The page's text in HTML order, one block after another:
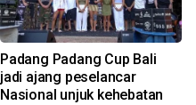
Padang Padang Cup Bali
jadi ajang peselancar
Nasional unjuk kehebatan